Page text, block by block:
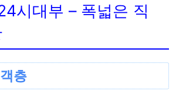
시대부 – 폭넓은 직
층